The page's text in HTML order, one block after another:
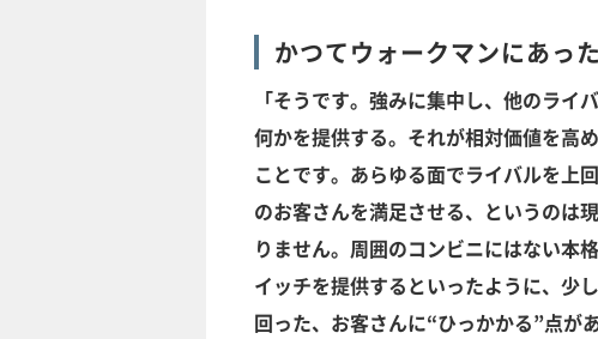
かつてウォークマンにあっ
「そうです。強みに集中し、他のライ
何かを提供する。それが相対価値を高
ことです。あらゆる面でライバルを上
のお客さんを満足させる、というのは
りません。周囲のコンビニにはない本
イッチを提供するといったように、少
回った、お客さんに“ひっかかる”点が